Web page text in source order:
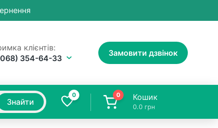
клієнтів:
354-64-33
Замовити дзвінок
Знайти
0 0 Кошик
0.0 грн